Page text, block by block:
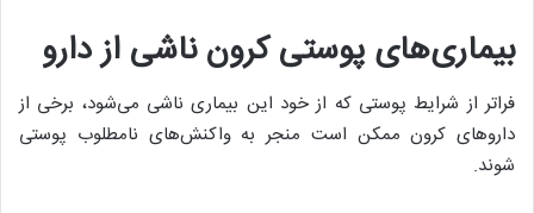
بیماری‌های پوستی کرون ناشی از دارو
فراتر از شرایط پوستی که از خود این بیماری ناشی می‌شود، برخی از
دارو‌های کرون ممکن است منجر به واکنش‌های نامطلوب پوستی
شوند.